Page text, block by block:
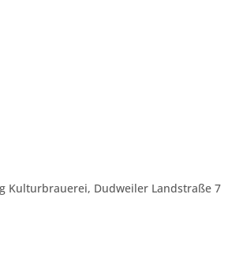
Kulturbrauerei, Dudweiler Landstraße 7